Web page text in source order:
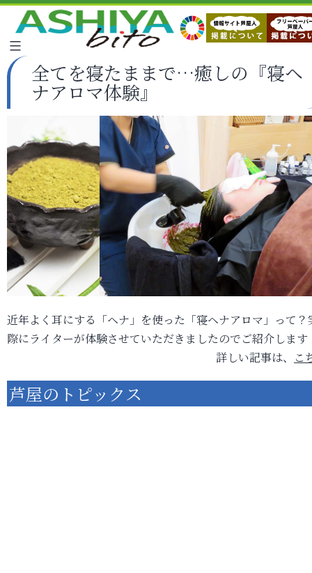
全てを寝たままで…癒しの『寝ヘ
ナアロマ体験』
近年よく耳にする「ヘナ」を使った「寝ヘナアロマ」って？
際にライターが体験させていただきましたのでご紹介します
詳しい記事は、
こ
芦屋のトピックス